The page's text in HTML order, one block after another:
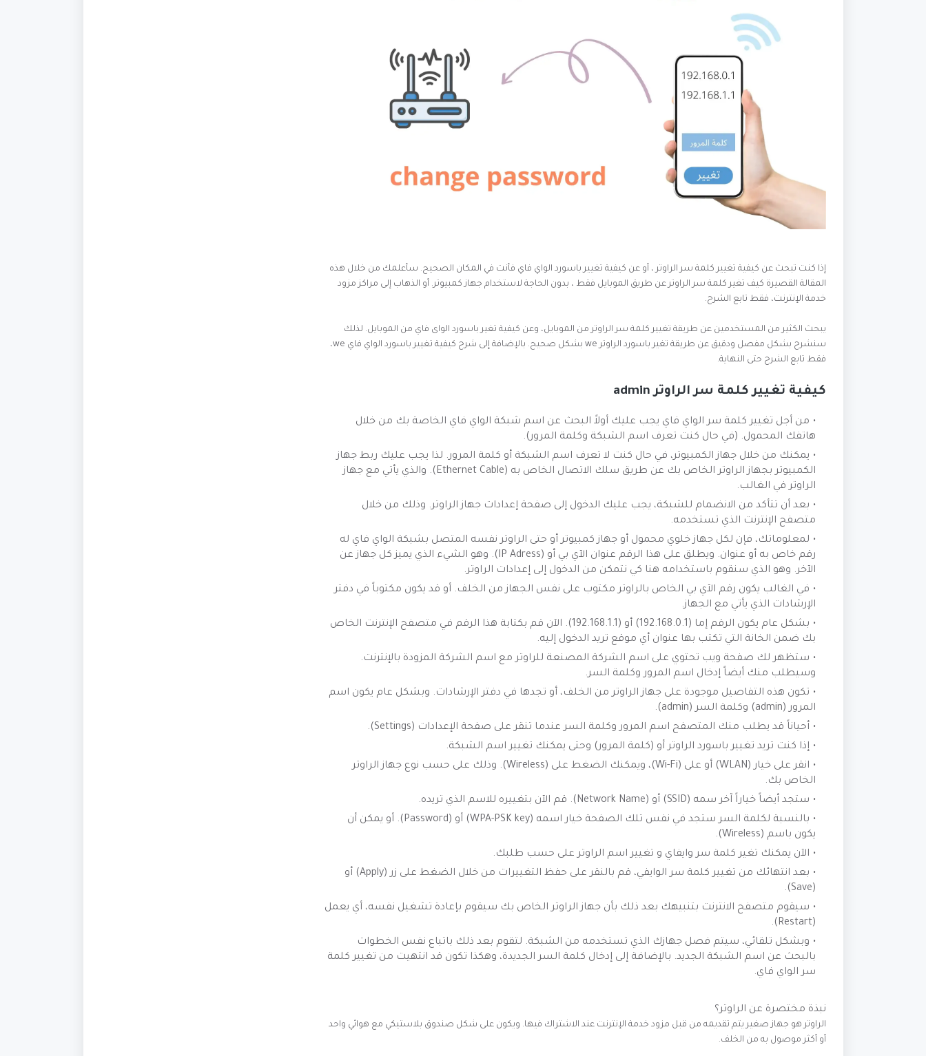
إذا كنت تبحث عن كيفية تغيير كلمة سر الراوتر ، أو عن كيفية تغيير باسورد الواي فاي فأنت في المكان الصحيح. سأعلمك من خلال هذه
المقالة القصيرة كيف تغير كلمة سر الراوتر عن طريق الموبايل فقط ، بدون الحاجة لاستخدام جهاز كمبيوتر. أو الذهاب إلى مراكز مزود
خدمة الإنترنت، فقط تابع الشرح.
يبحث الكثير من المستخدمين عن طريقة تغيير كلمة سر الراوتر من الموبايل، وعن كيفية تغير باسورد الواى فاي من الموبايل. لذلك
سنشرح بشكل مفصل ودقيق عن طريقة تغير باسورد الراوتر we بشكل صحيح. بالإضافة إلى شرح كيفية تغيير باسورد الواي فاي we،
فقط تابع الشرح حتى النهاية.
كيفية تغيير كلمة سر الراوتر admin
من أجل تغيير كلمة سر الواي فاي يجب عليك أولاً البحث عن اسم شبكة الواي فاي الخاصة بك من خلال
هاتفك المحمول. (في حال كنت تعرف اسم الشبكة وكلمة المرور).
يمكنك من خلال جهاز الكمبيوتر، في حال كنت لا تعرف اسم الشبكة أو كلمة المرور. لذا يجب عليك ربط جهاز
الكمبيوتر بجهاز الراوتر الخاص بك عن طريق سلك الاتصال الخاص به (Ethernet Cable). والذي يأتي مع جهاز
الراوتر في الغالب.
بعد أن تتأكد من الانضمام للشبكة، يجب عليك الدخول إلى صفحة إعدادات جهاز الراوتر. وذلك من خلال
متصفح الإنترنت الذي تستخدمه.
لمعلوماتك، فإن لكل جهاز خلوي محمول أو جهاز كمبيوتر أو حتى الراوتر نفسه المتصل بشبكة الواي فاي له
رقم خاص به أو عنوان. ويطلق على هذا الرقم عنوان الآي بي أو (IP Adress). وهو الشيء الذي يميز كل جهاز عن
الآخر. وهو الذي سنقوم باستخدامه هنا كي نتمكن من الدخول إلى إعدادات الراوتر.
في الغالب يكون رقم الآي بي الخاص بالراوتر مكتوب على نفس الجهاز من الخلف. أو قد يكون مكتوباً في دفتر
الإرشادات الذي يأتي مع الجهاز.
بشكل عام يكون الرقم إما (192.168.0.1) أو (192.168.1.1). الآن قم بكتابة هذا الرقم في متصفح الإنترنت الخاص
بك ضمن الخانة التي تكتب بها عنوان أي موقع تريد الدخول إليه.
ستظهر لك صفحة ويب تحتوي على اسم الشركة المصنعة للراوتر مع اسم الشركة المزودة بالإنترنت.
وسيطلب منك أيضاً إدخال اسم المرور وكلمة السر.
تكون هذه التفاصيل موجودة على جهاز الراوتر من الخلف، أو تجدها في دفتر الإرشادات. وبشكل عام يكون اسم
المرور (admin) وكلمة السر (admin).
أحياناً قد يطلب منك المتصفح اسم المرور وكلمة السر عندما تنقر على صفحة الإعدادات (Settings).
إذا كنت تريد تغيير باسورد الراوتر أو (كلمة المرور) وحتى يمكنك تغيير اسم الشبكة.
انقر على خيار (WLAN) أو على (Wi-Fi)، ويمكنك الضغط على (Wireless). وذلك على حسب نوع جهاز الراوتر
الخاص بك.
ستجد أيضاً خياراً آخر سمه (SSID) أو (Network Name). قم الآن بتغييره للاسم الذي تريده.
بالنسبة لكلمة السر ستجد في نفس تلك الصفحة خيار اسمه (WPA-PSK key) أو (Password). أو يمكن أن
يكون باسم (Wireless).
الآن يمكنك تغير كلمة سر وايفاي و تغيير اسم الراوتر على حسب طلبك.
بعد انتهائك من تغيير كلمة سر الوايفي، قم بالنقر على حفظ التغييرات من خلال الضغط على زر (Apply) أو
(Save).
سيقوم متصفح الانترنت بتنبيهك بعد ذلك بأن جهاز الراوتر الخاص بك سيقوم بإعادة تشغيل نفسه، أي يعمل
(Restart).
وبشكل تلقائي، سيتم فصل جهازك الذي تستخدمه من الشبكة. لتقوم بعد ذلك باتباع نفس الخطوات
بالبحث عن اسم الشبكة الجديد. بالإضافة إلى إدخال كلمة السر الجديدة، وهكذا تكون قد انتهيت من تغيير كلمة
سر الواي فاي.
نبذة مختصرة عن الراوتر؟
الراوتر هو جهاز صغير يتم تقديمه من قبل مزود خدمة الإنترنت عند الاشتراك فيها. ويكون على شكل صندوق بلاستيكي مع هوائي واحد
أو أكثر موصول به من الخلف.